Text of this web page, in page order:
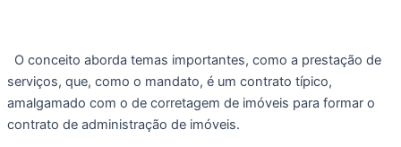
O conceito aborda temas importantes, como a prestação de
serviços, que, como o mandato, é um contrato típico,
amalgamado com o de corretagem de imóveis para formar o
contrato de administração de imóveis.